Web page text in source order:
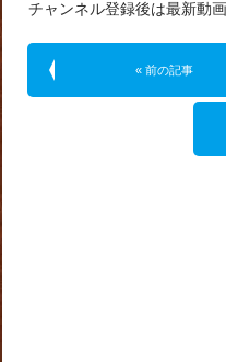
チャンネル登録後は最新動
« 前の記事